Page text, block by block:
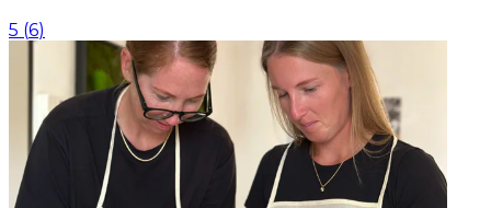
5 (6)